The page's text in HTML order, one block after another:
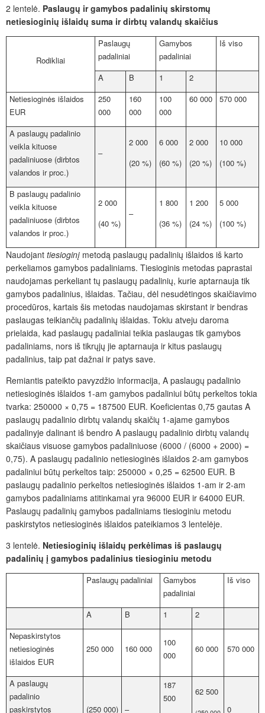
2 lentelė. Paslaugų ir gamybos padalinių skirstomų
netiesioginių išlaidų suma ir dirbtų valandų skaičius
Rodikliai
Paslaugų
padaliniai
Gamybos
padaliniai
Iš viso
A B 1
2
Netiesioginės išlaidos
EUR
250
000
160
000
100
000
60 000 570 000
A paslaugų padalinio
veikla kituose
padaliniuose (dirbtos
valandos ir proc.)
–
2 000
(20 %)
6 000
(60 %)
2 000
(20 %)
10 000
(100 %)
B paslaugų padalinio
veikla kituose
padaliniuose (dirbtos
valandos ir proc.)
2 000
(40 %)
–
1 800
(36 %)
1 200
(24 %)
5 000
(100 %)
Naudojant tiesioginį metodą paslaugų padalinių išlaidos iš karto
perkeliamos gamybos padaliniams. Tiesioginis metodas paprastai
naudojamas perkeliant tų paslaugų padalinių, kurie aptarnauja tik
gamybos padalinius, išlaidas. Tačiau, dėl nesudėtingos skaičiavimo
procedūros, kartais šis metodas naudojamas skirstant ir bendras
paslaugas teikiančių padalinių išlaidas. Tokiu atveju daroma
prielaida, kad paslaugų padaliniai teikia paslaugas tik gamybos
padaliniams, nors iš tikrųjų jie aptarnauja ir kitus paslaugų
padalinius, taip pat dažnai ir patys save.
Remiantis pateikto pavyzdžio informacija, A paslaugų padalinio
netiesioginės išlaidos 1-am gamybos padaliniui būtų perkeltos tokia
tvarka: 250000 × 0,75 = 187500 EUR. Koeficientas 0,75 gautas A
paslaugų padalinio dirbtų valandų skaičių 1-ajame gamybos
padalinyje dalinant iš bendro A paslaugų padalinio dirbtų valandų
skaičiaus visuose gamybos padaliniuose (6000 / (6000 + 2000) =
0,75). A paslaugų padalinio netiesioginės išlaidos 2-am gamybos
padaliniui būtų perkeltos taip: 250000 × 0,25 = 62500 EUR. B
paslaugų padalinio perkeltos netiesioginės išlaidos 1-am ir 2-am
gamybos padaliniams atitinkamai yra 96000 EUR ir 64000 EUR.
Paslaugų padalinių gamybos padaliniams tiesioginiu metodu
paskirstytos netiesioginės išlaidos pateikiamos 3 lentelėje.
3 lentelė. Netiesioginių išlaidų perkėlimas iš paslaugų
padalinių į gamybos padalinius tiesioginiu metodu
Paslaugų padaliniai
Gamybos
padaliniai
Iš viso
A B 1
2
Nepaskirstytos
netiesioginės
išlaidos EUR
250 000 160 000
100
000
60 000 570 000
A paslaugų
padalinio
paskirstytos
(250 000) –
187
500
62 500
0